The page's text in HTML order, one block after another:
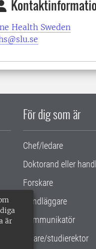
är
Health Sweden
För dig som är
Chef/ledare
Doktorand eller
Forskare
Handläggare
Kommunikatör
Lärare/studierektor